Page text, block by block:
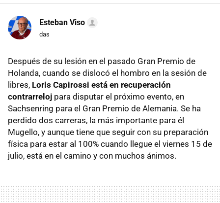
Esteban Viso
das
Después de su lesión en el pasado Gran Premio de
Holanda, cuando se dislocó el hombro en la sesión de
libres, Loris Capirossi está en recuperación
contrarreloj para disputar el próximo evento, en
Sachsenring para el Gran Premio de Alemania. Se ha
perdido dos carreras, la más importante para él
Mugello, y aunque tiene que seguir con su preparación
física para estar al 100% cuando llegue el viernes 15 de
julio, está en el camino y con muchos ánimos.